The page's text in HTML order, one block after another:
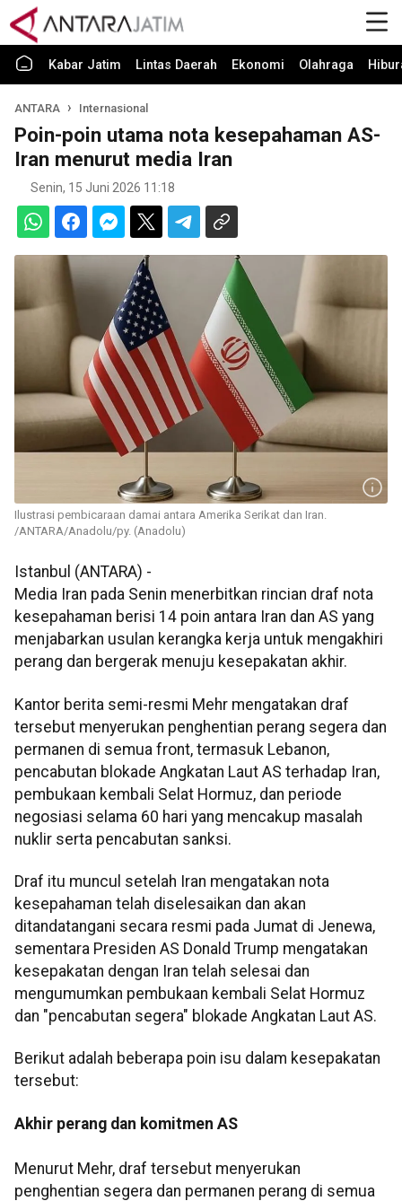
Kabar Jatim Lintas Daerah Ekonomi Olahraga
ANTARA Internasional
Poin-poin utama nota kesepahaman AS-
Iran menurut media Iran
Senin, 15 Juni 2026 11:18
Ilustrasi pembicaraan damai antara Amerika Serikat dan Iran.
/ANTARA/Anadolu/py. (Anadolu)
Istanbul (ANTARA) -
Media Iran pada Senin menerbitkan rincian draf nota
kesepahaman berisi 14 poin antara Iran dan AS yang
menjabarkan usulan kerangka kerja untuk mengakhiri
perang dan bergerak menuju kesepakatan akhir.
Kantor berita semi-resmi Mehr mengatakan draf
tersebut menyerukan penghentian perang segera dan
permanen di semua front, termasuk Lebanon,
pencabutan blokade Angkatan Laut AS terhadap Iran,
pembukaan kembali Selat Hormuz, dan periode
negosiasi selama 60 hari yang mencakup masalah
nuklir serta pencabutan sanksi.
Draf itu muncul setelah Iran mengatakan nota
kesepahaman telah diselesaikan dan akan
ditandatangani secara resmi pada Jumat di Jenewa,
sementara Presiden AS Donald Trump mengatakan
kesepakatan dengan Iran telah selesai dan
mengumumkan pembukaan kembali Selat Hormuz
dan "pencabutan segera" blokade Angkatan Laut AS.
Berikut adalah beberapa poin isu dalam kesepakatan
tersebut:
Akhir perang dan komitmen AS
Menurut Mehr, draf tersebut menyerukan
penghentian segera dan permanen perang di semua